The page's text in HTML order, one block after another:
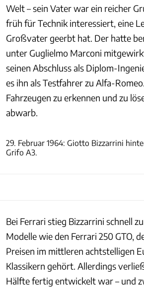
Welt – sein Vater war ein reicher
früh für Technik interessiert, eine
Großvater geerbt hat. Der hatte
unter Guglielmo Marconi
seinen Abschluss als Diplom-
es ihn als Testfahrer zu Alfa-
Fahrzeugen zu erkennen und zu
abwarb.
29. Februar 1964: Giotto Bizzarrini
Grifo A3.
Bei Ferrari stieg Bizzarrini schnell
Modelle wie den Ferrari 250 GTO,
Preisen im mittleren achtstelligen
Klassikern gehört. Allerdings
Hälfte fertig entwickelt war – und